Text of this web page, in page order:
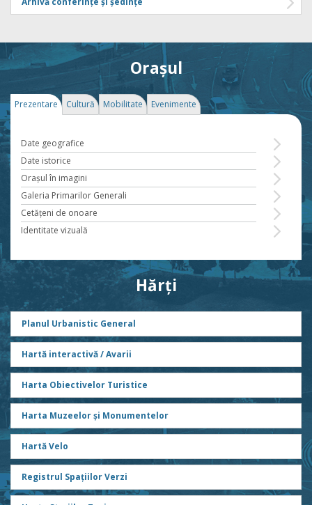
Orașul
Prezentare Cultură Mobilitate Evenimente
Date geografice
Date istorice
Oraşul în imagini
Galeria Primarilor Generali
Cetăţeni de onoare
Identitate vizuală
Hărți
Planul Urbanistic General
Hartă interactivă / Avarii
Harta Obiectivelor Turistice
Harta Muzeelor și Monumentelor
Hartă Velo
Registrul Spațiilor Verzi